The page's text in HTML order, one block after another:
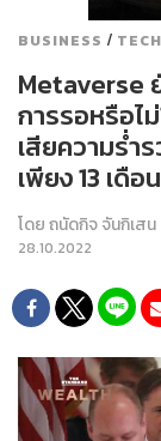
BUSINESS / TECH
Metaverse
การรอหรือไ
เสียความร่ำ
เพียง 13 เดือน
โดยถนัดกิจ จันกิเสน
28.10.2022